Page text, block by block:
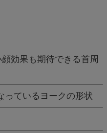
効果も期待できる首周
っているヨークの形状